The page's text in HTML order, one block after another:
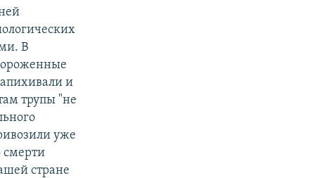
В
и
трупы "не
уже
смерти
стране